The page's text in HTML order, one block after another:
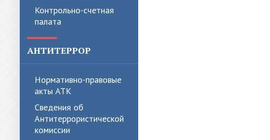
Контрольно-счетная
палата
АНТИТЕРРОР
Нормативно-правовые
акты АТК
Сведения об
Антитеррористической
комиссии